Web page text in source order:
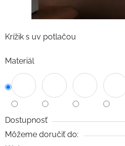
Krížik s uv potlačou
Materiál
Dostupnosť
Môžeme doručiť do: